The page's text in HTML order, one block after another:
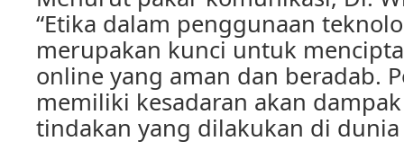
“Etika dalam penggunaan
merupakan kunci untuk
online yang aman dan beradab.
memiliki kesadaran akan
tindakan yang dilakukan di dunia